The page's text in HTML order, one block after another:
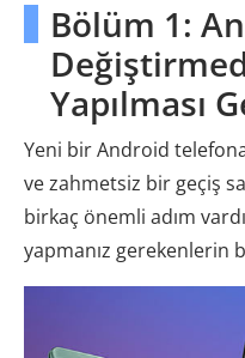
Bölüm 1:
Yapılması
Yeni bir Android
ve zahmetsiz bir geçiş
birkaç önemli adım
yapmanız gerekenlerin